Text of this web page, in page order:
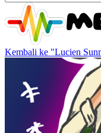
Kembali ke "Lucien